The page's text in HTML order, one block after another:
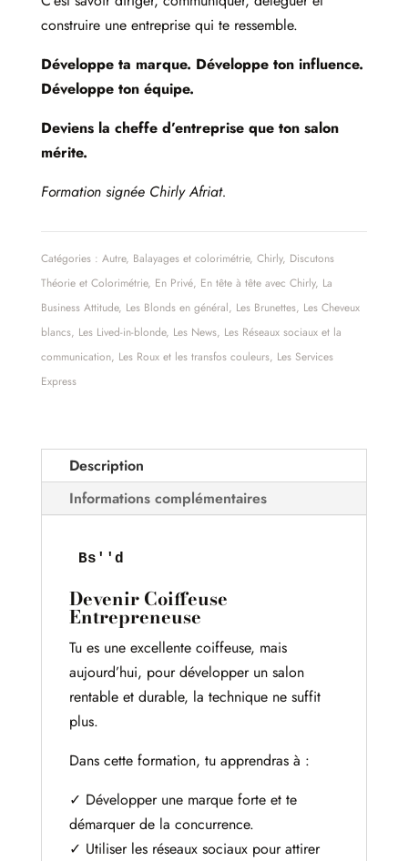
construire une entreprise qui te ressemble.
Développe ta marque. Développe ton influence.
Développe ton équipe.
Deviens la cheffe d’entreprise que ton salon
mérite.
Formation signée Chirly Afriat.
Catégories : Autre, Balayages et colorimétrie, Chirly, Discutons
Théorie et Colorimétrie, En Privé, En tête à tête avec Chirly, La
Business Attitude, Les Blonds en général, Les Brunettes, Les Cheveux
blancs, Les Lived-in-blonde, Les News, Les Réseaux sociaux et la
communication, Les Roux et les transfos couleurs, Les Services
Express
Description
Informations complémentaires
Bs''d
Devenir Coiffeuse
Entrepreneuse
Tu es une excellente coiffeuse, mais
aujourd’hui, pour développer un salon
rentable et durable, la technique ne suffit
plus.
Dans cette formation, tu apprendras à :
✓ Développer une marque forte et te
démarquer de la concurrence.
✓ Utiliser les réseaux sociaux pour attirer